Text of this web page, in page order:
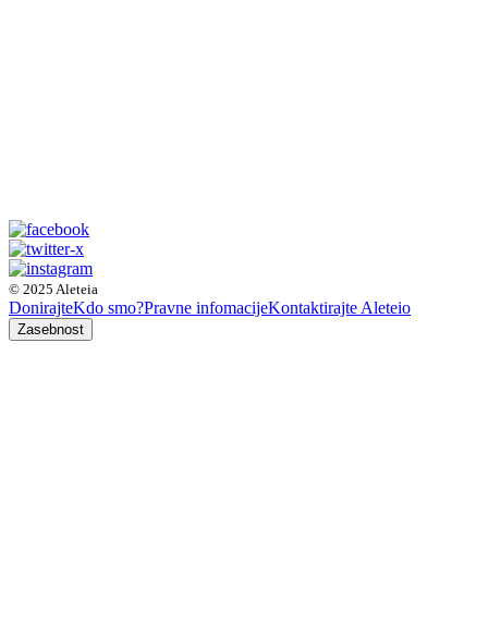
© 2025 Aleteia
DonirajteKdo smo?Pravne infomacijeKontaktirajte Aleteio
Zasebnost